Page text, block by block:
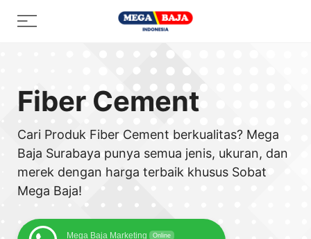
Menu
Fiber Cement
Cari Produk Fiber Cement berkualitas? Mega
Baja Surabaya punya semua jenis, ukuran, dan
merek dengan harga terbaik khusus Sobat
Mega Baja!
Mega Baja Marketing Online